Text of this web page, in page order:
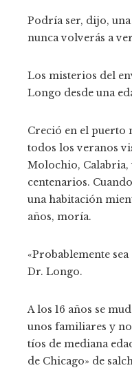
Podría ser, dijo,
nunca volverás a
Los misterios del
Longo desde una
Creció en el puerto
todos los veranos
Molochio, Calabria,
centenarios.
una habitación
años, moría.
«Probablemente
Dr. Longo.
A los 16 años se
unos familiares y
tíos de mediana
de Chicago» de